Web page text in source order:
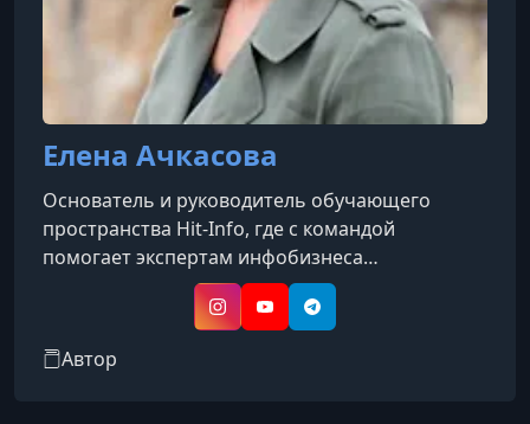
Елена Ачкасова
Основатель и руководитель обучающего
пространства Hit‑Info, где с командой
помогает экспертам инфобизнеса
выстраивать свободный, красивый и
вдохновляющий бизнес, основанный на их
не только тренер, но и вдохновитель: она
InstagramYouTubeTelegram
Автор